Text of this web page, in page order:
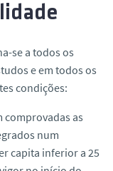
se a todos os
e em todos os
condições:
comprovadas as
num
capita inferior a 25